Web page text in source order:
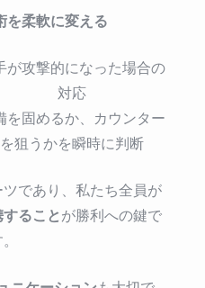
を柔軟に変える
が攻撃的になった場合の
対応
を固めるか、カウンター
を狙うかを瞬時に判断
であり、私たち全員が
ることが勝利への鍵で